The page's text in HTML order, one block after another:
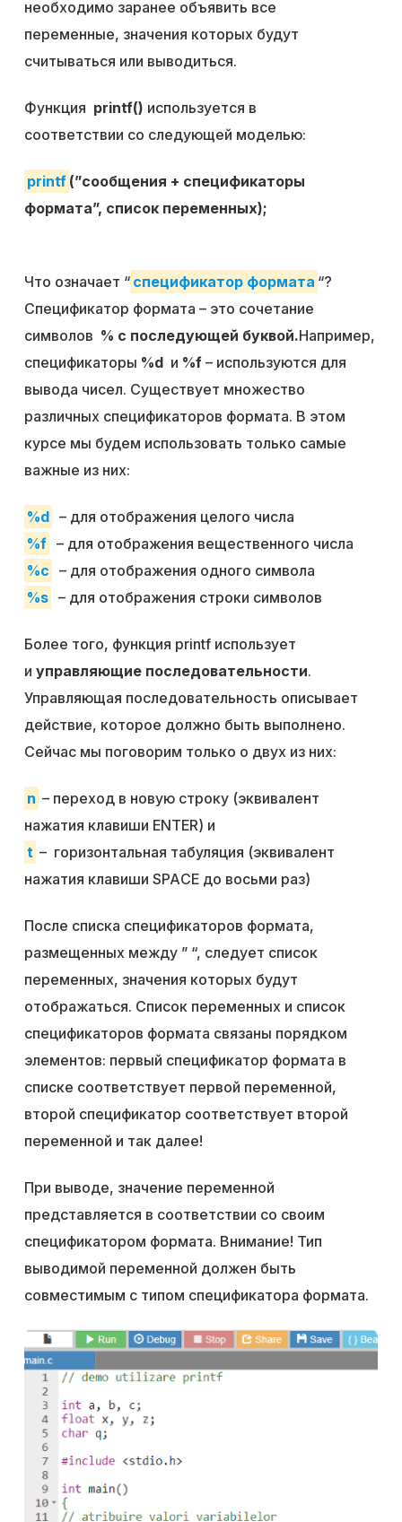
необходимо заранее объявить все
переменные, значения которых будут
считываться или выводиться.
Функция printf() используется в
соответствии со следующей моделью:
printf (”сообщения + спецификаторы
формата”, список переменных);
Что означает “ спецификатор формата “?
Спецификатор формата – это сочетание
символов % с последующей буквой.Например,
спецификаторы %d и %f – используются для
вывода чисел. Существует множество
различных спецификаторов формата. В этом
курсе мы будем использовать только самые
важные из них:
%d – для отображения целого числа
%f – для отображения вещественного числа
%c – для отображения одного символа
%s – для отображения строки символов
Более того, функция printf использует
и управляющие последовательности.
Управляющая последовательность описывает
действие, которое должно быть выполнено.
Сейчас мы поговорим только о двух из них:
n – переход в новую строку (эквивалент
нажатия клавиши ENTER) и
t – горизонтальная табуляция (эквивалент
нажатия клавиши SPAСЕ до восьми раз)
После списка спецификаторов формата,
размещенных между ” “, следует список
переменных, значения которых будут
отображаться. Список переменных и список
спецификаторов формата связаны порядком
элементов: первый спецификатор формата в
списке соответствует первой переменной,
второй спецификатор соответствует второй
переменной и так далее!
При выводе, значение переменной
представляется в соответствии со своим
спецификатором формата. Внимание! Тип
выводимой переменной должен быть
совместимым с типом спецификатора формата.